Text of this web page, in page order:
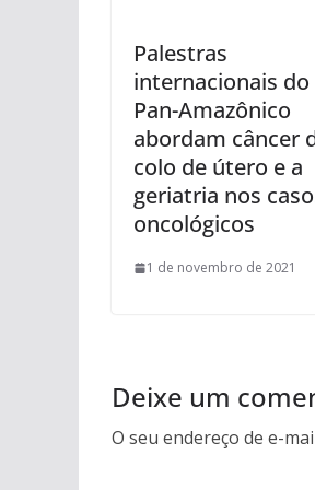
Palestras
internacionais do
Pan-Amazônico
abordam câncer
colo de útero e a
geriatria nos
oncológicos
1 de novembro de 2021
Deixe um
O seu endereço de e-